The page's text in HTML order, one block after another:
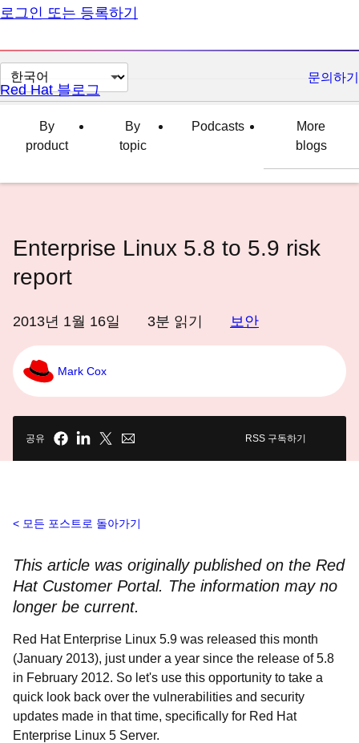
로그인 또는 등록하기
페
이
변
문의하기
Red Hat 블로그
By
product
By
topic
Podcasts
More
blogs
Enterprise Linux 5.8 to 5.9 risk
report
2013년 1월 16일 3분 읽기 보안
Mark Cox
공유 RSS 구독하기
모든 포스트로 돌아가기
This article was originally published on the Red
Hat Customer Portal. The information may no
longer be current.
Red Hat Enterprise Linux 5.9 was released this month
(January 2013), just under a year since the release of 5.8
in February 2012. So let's use this opportunity to take a
quick look back over the vulnerabilities and security
updates made in that time, specifically for Red Hat
Enterprise Linux 5 Server.